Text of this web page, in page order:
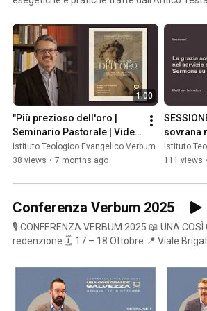
1:00
"Più prezioso dell'oro |
Seminario Pastorale | Video
promozionale
Istituto Teologico Evangelico Verbum
38 views • 7 months ago
sovrana
Yahweh,
4 |
Istituto
111 views •
Conferenza Verbum 2025
🎙️ CONFERENZA VERBUM 2025 📖 UNA
redenzione 🗓️ 17 – 18 Ottobre 📍 Viale Brigata Bisagno 2/25, Genova 🕚 Inizio: Venerdì 17 ore 11